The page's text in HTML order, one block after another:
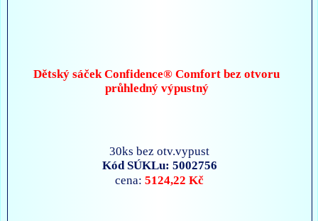
Dětský sáček Confidence® Comfort bez otvoru
průhledný výpustný
30ks bez otv.vypust
Kód SÚKLu: 5002756
cena:5124,22 Kč